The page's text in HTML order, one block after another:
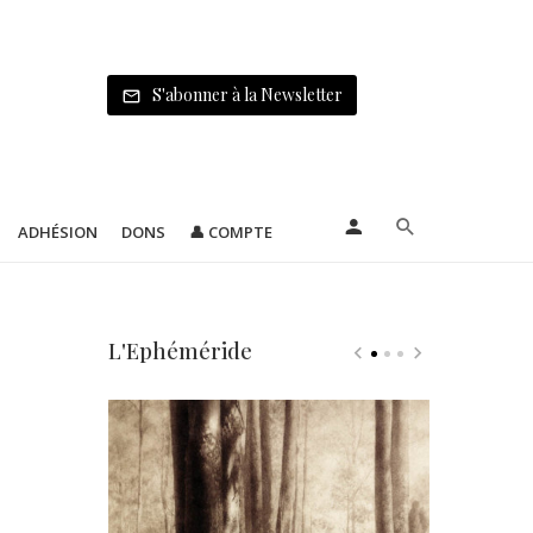
S'abonner à la Newsletter
ADHÉSION DONS 👤 COMPTE
L'Ephéméride